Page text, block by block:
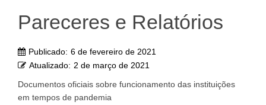
Pareceres e Relatórios
Publicado: 6 de fevereiro de 2021
Atualizado: 2 de março de 2021
Documentos oficiais sobre funcionamento das instituições
em tempos de pandemia